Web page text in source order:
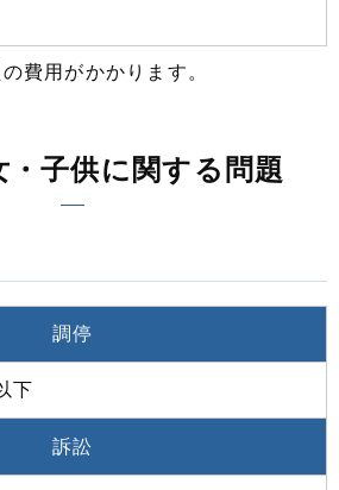
費用がかかります。
・子供に関する問題
調停
下
訴訟